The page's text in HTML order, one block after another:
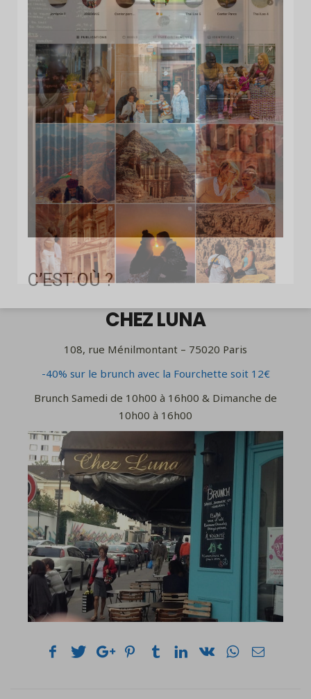
C’EST OÙ ?
CHEZ LUNA
108, rue Ménilmontant – 75020 Paris
-40% sur le brunch avec la Fourchette soit 12€
Brunch Samedi de 10h00 à 16h00 & Dimanche de
10h00 à 16h00